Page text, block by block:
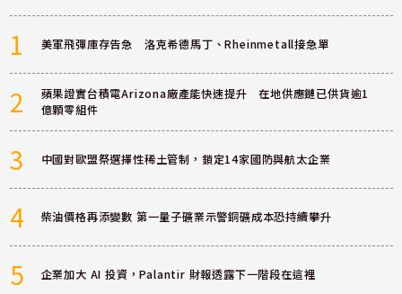
1 美軍飛彈庫存告急 洛克希德馬丁、Rheinmetall接急單
2
蘋果證實台積電Arizona廠產能快速提升 在地供應鏈已供貨逾1
億顆零組件
3 中國對歐盟祭選擇性稀土管制，鎖定14家國防與航太企業
4 柴油價格再添變數 第一量子礦業示警銅礦成本恐持續攀升
5 企業加大 AI 投資，Palantir 財報透露下一階段在這裡